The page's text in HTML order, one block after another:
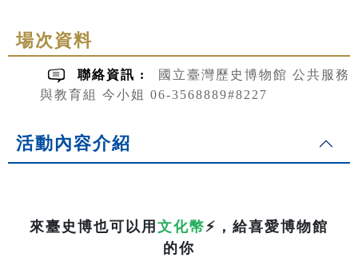
場次資料
聯絡資訊 :
國立臺灣歷史博物館 公共服務
與教育組 今小姐 06-3568889#8227
活動內容介紹
來臺史博也可以用 文化幣⚡ ，給喜愛博物館
的你